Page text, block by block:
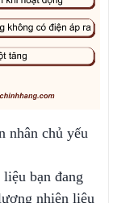
nhân chủ yếu
bạn đang
nhiên liệu